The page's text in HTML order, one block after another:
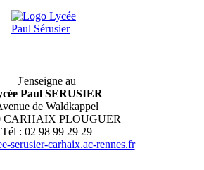
J'enseigne au
Paul SERUSIER
de Waldkappel
CARHAIX PLOUGUER
Tél : 02 98 99 29 29
serusier-carhaix.ac-rennes.fr